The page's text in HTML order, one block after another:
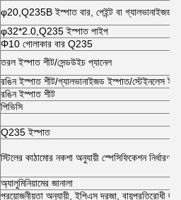
φ20,Q235B ইস্পাত বার, পেইন্ট বা গ্যালভানাইজড
φ32*2.0,Q235 ইস্পাত পাইপ
Φ10 গোলাকার বার Q235
তরল ইস্পাত শীট/সেন্ডউইচ প্যানেল
রঙিন ইস্পাত শীট/গ্যালভানাইজড ইস্পাত/স্টেইনলেস
রঙিন ইস্পাত শীট
পিভিসি
Q235 ইস্পাত
স্টিলের কাঠামোর নকশা অনুযায়ী স্পেসিফিকেশন নির্ধারণ
অ্যালুমিনিয়ামের জানালা
প্রয়োজনীয়তা অনুযায়ী, ইপিএস দরজা, বায়ুপ্রতিরোধী